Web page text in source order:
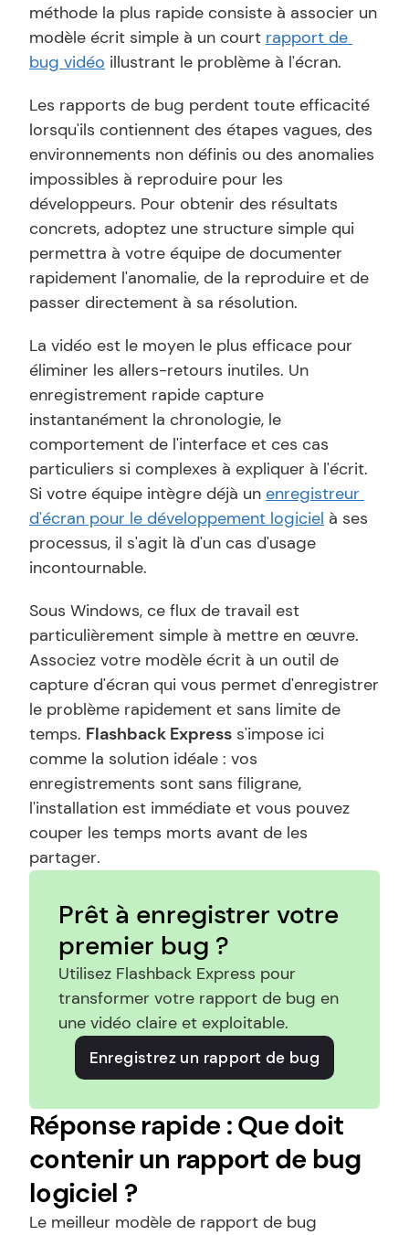
méthode la plus rapide consiste à associer un
modèle écrit simple à un court rapport de
bug vidéo illustrant le problème à l'écran.
Les rapports de bug perdent toute efficacité
lorsqu'ils contiennent des étapes vagues, des
environnements non définis ou des anomalies
impossibles à reproduire pour les
développeurs. Pour obtenir des résultats
concrets, adoptez une structure simple qui
permettra à votre équipe de documenter
rapidement l'anomalie, de la reproduire et de
passer directement à sa résolution.
La vidéo est le moyen le plus efficace pour
éliminer les allers-retours inutiles. Un
enregistrement rapide capture
instantanément la chronologie, le
comportement de l'interface et ces cas
particuliers si complexes à expliquer à l'écrit.
Si votre équipe intègre déjà un enregistreur
d'écran pour le développement logiciel à ses
processus, il s'agit là d'un cas d'usage
incontournable.
Sous Windows, ce flux de travail est
particulièrement simple à mettre en œuvre.
Associez votre modèle écrit à un outil de
capture d'écran qui vous permet d'enregistrer
le problème rapidement et sans limite de
temps. Flashback Express s'impose ici
comme la solution idéale : vos
enregistrements sont sans filigrane,
l'installation est immédiate et vous pouvez
couper les temps morts avant de les
partager.
Prêt à enregistrer votre
premier bug ?
Utilisez Flashback Express pour
transformer votre rapport de bug en
une vidéo claire et exploitable.
Enregistrez un rapport de bug
Réponse rapide : Que doit
contenir un rapport de bug
logiciel ?
Le meilleur modèle de rapport de bug